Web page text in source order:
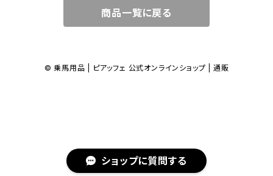
ショップに質問する
商品一覧に戻る
© 乗馬用品 | ピアッフェ 公式オンラインショップ | 通販